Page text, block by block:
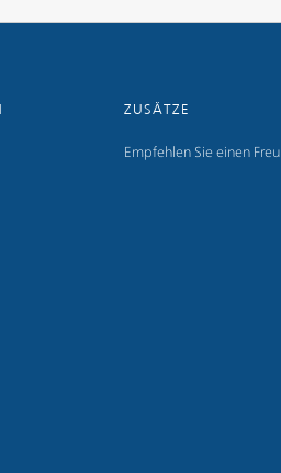
ZUSÄTZE
Empfehlen Sie einen